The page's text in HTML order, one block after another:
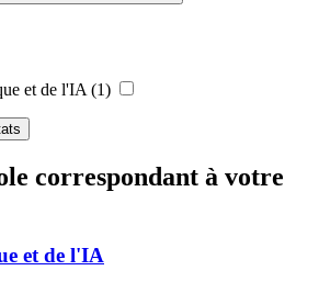
et de l'IA (1)
correspondant à votre
et de l'IA